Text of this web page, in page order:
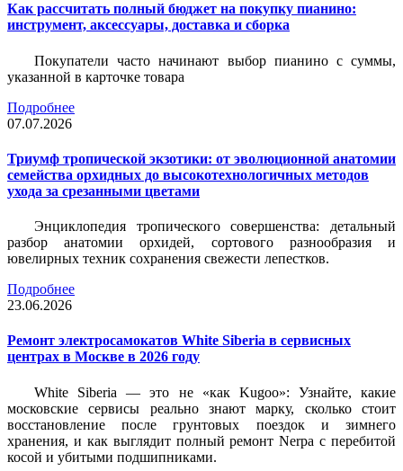
Как рассчитать полный бюджет на покупку пианино:
инструмент, аксессуары, доставка и сборка
Покупатели часто начинают выбор пианино с суммы,
указанной в карточке товара
Подробнее
07.07.2026
Триумф тропической экзотики: от эволюционной анатомии
семейства орхидных до высокотехнологичных методов
ухода за срезанными цветами
Энциклопедия тропического совершенства: детальный
разбор анатомии орхидей, сортового разнообразия и
ювелирных техник сохранения свежести лепестков.
Подробнее
23.06.2026
Ремонт электросамокатов White Siberia в сервисных
центрах в Москве в 2026 году
White Siberia — это не «как Kugoo»: Узнайте, какие
московские сервисы реально знают марку, сколько стоит
восстановление после грунтовых поездок и зимнего
хранения, и как выглядит полный ремонт Nerpa с перебитой
косой и убитыми подшипниками.